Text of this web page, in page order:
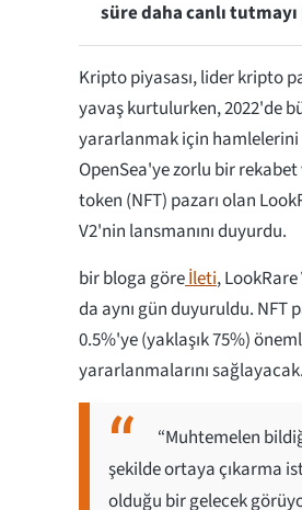
süre daha canlı
Kripto piyasası, lider kripto
yavaş kurtulurken, 2022'de
yararlanmak için hamlelerini
OpenSea'ye zorlu bir
token (NFT) pazarı olan
V2'nin lansmanını duyurdu.
bir bloga göreİleti, LookRare
da aynı gün duyuruldu. NFT
0.5%'ye (yaklaşık 75%)
yararlanmalarını sağlayacak.
“Muhtemelen
şekilde ortaya çıkarma
olduğu bir gelecek